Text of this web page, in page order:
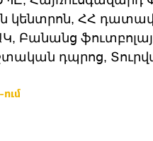
կենտրոն, ՀՀ
Բանանց
դպրոց,